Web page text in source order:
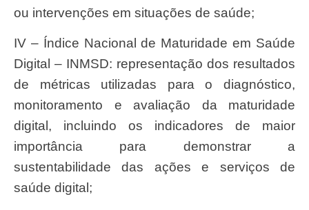
ou intervenções em situações de saúde;
IV – Índice Nacional de Maturidade em Saúde
Digital – INMSD: representação dos resultados
de métricas utilizadas para o diagnóstico,
monitoramento e avaliação da maturidade
digital, incluindo os indicadores de maior
importância para demonstrar a
sustentabilidade das ações e serviços de
saúde digital;